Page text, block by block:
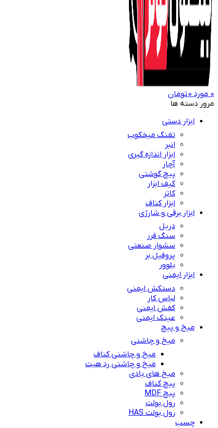
0 مورد 0تومان
مرور دسته ها
ابزار دستی
تفنگ میخکوب
انبر
ابزار اندازه گیری
آچار
پیچ گوشتی
کیف ابزار
کاتر
ابزار کناف
ابزار برقی و شارژی
دریل
سنگ فرز
سشوار صنعتی
پروفیل بر
بلوور
ابزار ایمنی
دستکش ایمنی
لباس کار
کفش ایمنی
عینک ایمنی
میخ و پیچ
میخ و چاشنی
میخ و چاشنی کناف
میخ و چاشنی رد هیت
میخ های بادی
پیچ کناف
پیچ MDF
رول بولت
رول بولت HAS
چسب